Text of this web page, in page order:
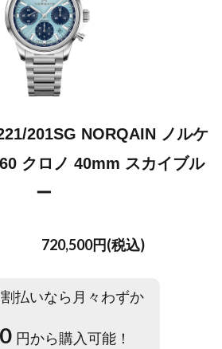
201SG NORQAIN ノルケ
クロノ 40mm スカイブル
ー
720,500円(税込)
払いなら月々わずか
円から購入可能！